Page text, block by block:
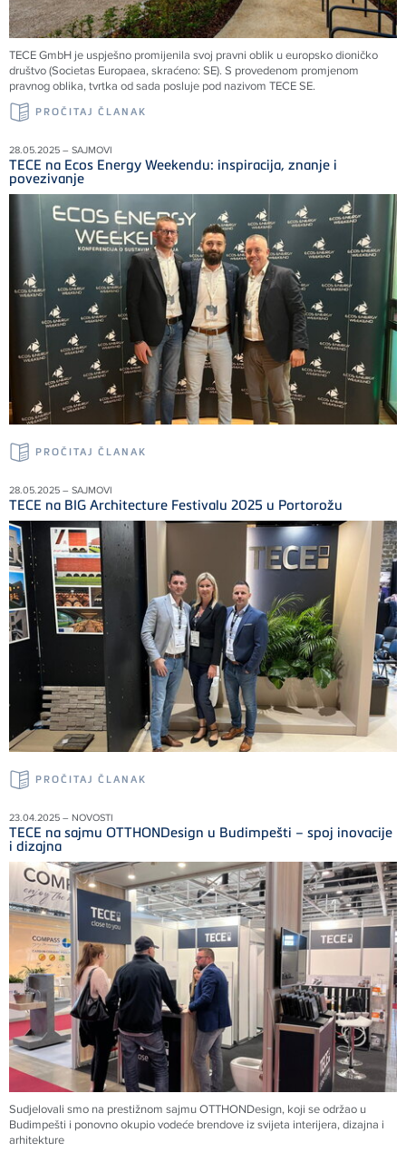
TECE GmbH je uspješno promijenila svoj pravni oblik u europsko dioničko
društvo (Societas Europaea, skraćeno: SE). S provedenom promjenom
pravnog oblika, tvrtka od sada posluje pod nazivom TECE SE.
PROČITAJ ČLANAK
28.05.2025 – SAJMOVI
TECE na Ecos Energy Weekendu: inspiracija, znanje i
povezivanje
PROČITAJ ČLANAK
28.05.2025 – SAJMOVI
TECE na BIG Architecture Festivalu 2025 u Portorožu
PROČITAJ ČLANAK
23.04.2025 – NOVOSTI
TECE na sajmu OTTHONDesign u Budimpešti – spoj inovacije
i dizajna
Sudjelovali smo na prestižnom sajmu OTTHONDesign, koji se održao u
Budimpešti i ponovno okupio vodeće brendove iz svijeta interijera, dizajna i
arhitekture